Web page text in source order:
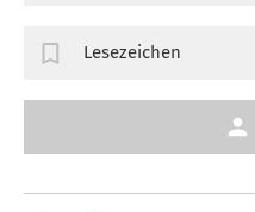
Lesezeichen